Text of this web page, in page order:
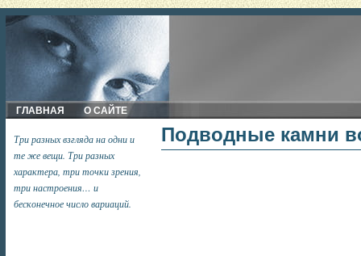
ГЛАВНАЯ О САЙТЕ
Три разных взгляда на одни и
те же вещи. Три разных
характера, три точки зрения,
три настроения… и
бесконечное число вариаций.
Подводные камни